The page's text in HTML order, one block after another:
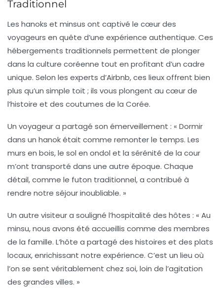
Traditionnel
Les hanoks et minsus ont captivé le cœur des
voyageurs en quête d’une expérience authentique. Ces
hébergements traditionnels permettent de plonger
dans la culture coréenne tout en profitant d’un cadre
unique. Selon les experts d’Airbnb, ces lieux offrent bien
plus qu’un simple toit ; ils vous plongent au cœur de
l’histoire et des coutumes de la Corée.
Un voyageur a partagé son émerveillement : « Dormir
dans un hanokétait comme remonter le temps. Les
murs en bois, le sol en ondol et la sérénité de la cour
m’ont transporté dans une autre époque. Chaque
détail, comme le futon traditionnel, a contribué à
rendre notre séjour inoubliable. »
Un autre visiteur a souligné l’hospitalité des hôtes : « Au
minsu, nous avons été accueillis comme des membres
de la famille. L’hôte a partagé des histoires et des plats
locaux, enrichissant notre expérience. C’est un lieu où
l’on se sent véritablement chez soi, loin de l’agitation
des grandes villes. »